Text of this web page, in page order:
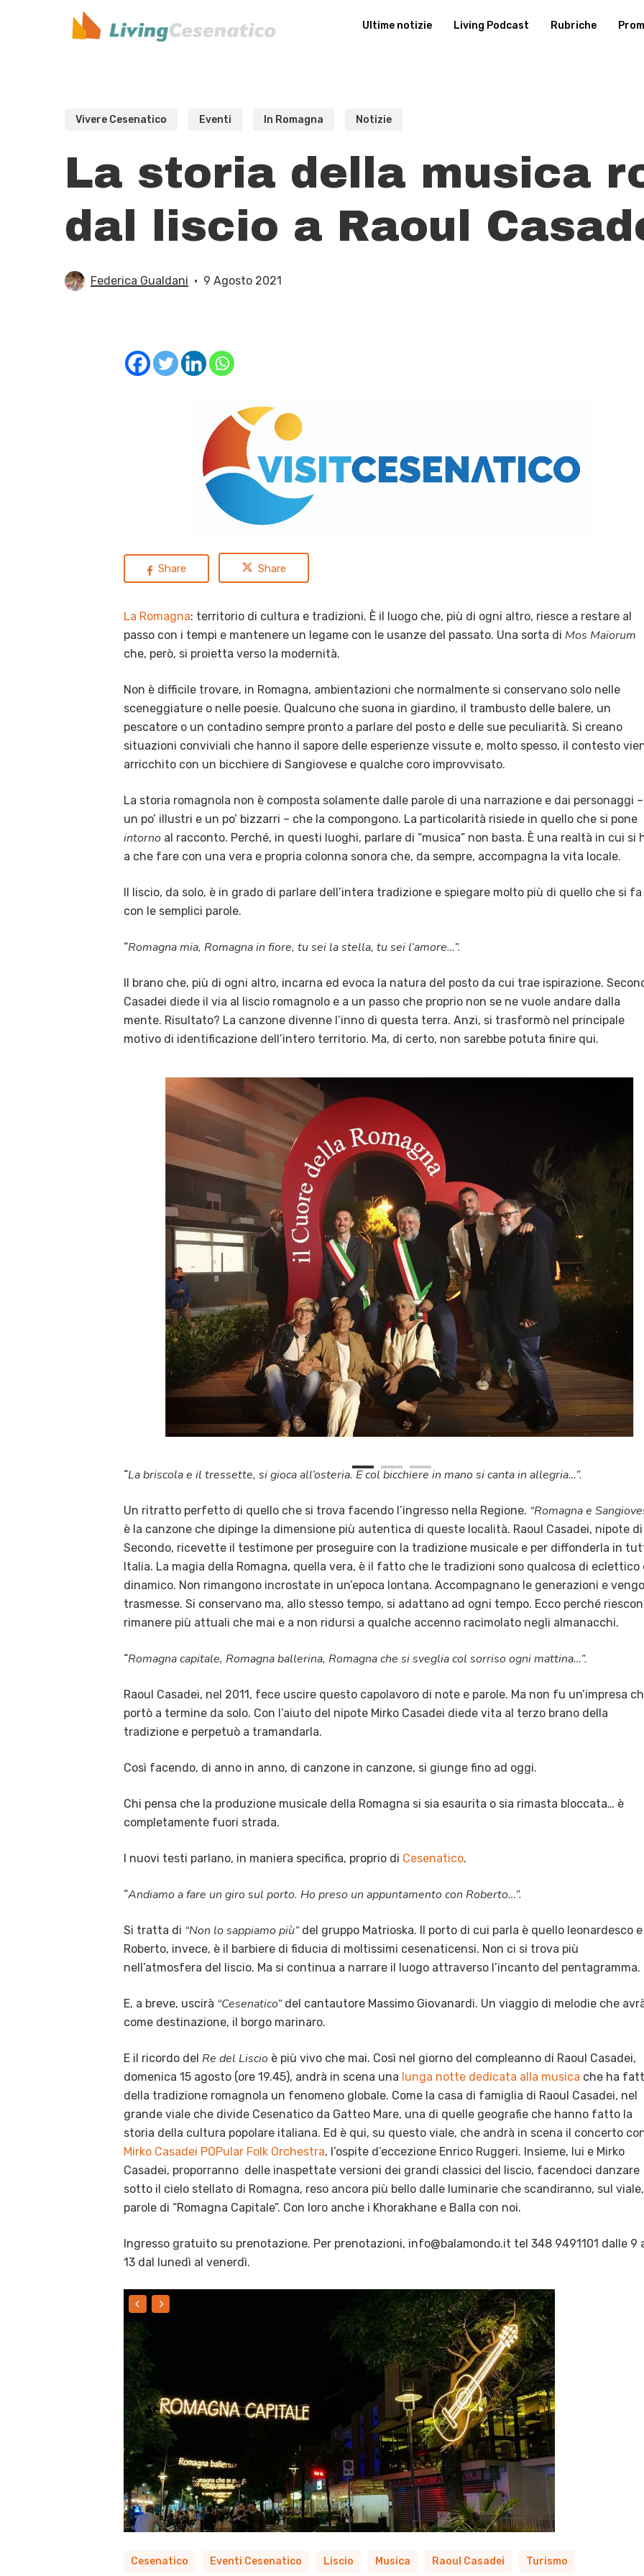
Ultime notizie Living Podcast Rubriche
Vivere Cesenatico Eventi In Romagna Notizie
La storia della musica
dal liscio a Raoul
Federica Gualdani 9 Agosto 2021
Share Share
La Romagna: territorio di cultura e tradizioni. È il luogo che, più di ogni altro, riesce a restare al
passo con i tempi e mantenere un legame con le usanze del passato. Una sorta di Mos Maiorum
che, però, si proietta verso la modernità.
Non è difficile trovare, in Romagna, ambientazioni che normalmente si conservano solo nelle
sceneggiature o nelle poesie. Qualcuno che suona in giardino, il trambusto delle balere, un
pescatore o un contadino sempre pronto a parlare del posto e delle sue peculiarità. Si creano
situazioni conviviali che hanno il sapore delle esperienze vissute e, molto spesso, il contesto
arricchito con un bicchiere di Sangiovese e qualche coro improvvisato.
La storia romagnola non è composta solamente dalle parole di una narrazione e dai personaggi –
un po’ illustri e un po’ bizzarri – che la compongono. La particolarità risiede in quello che si pone
intorno al racconto. Perché, in questi luoghi, parlare di “musica” non basta. È una realtà in cui si
a che fare con una vera e propria colonna sonora che, da sempre, accompagna la vita locale.
Il liscio, da solo, è in grado di parlare dell’intera tradizione e spiegare molto più di quello che si fa
con le semplici parole.
“Romagna mia, Romagna in fiore, tu sei la stella, tu sei l’amore…”.
Il brano che, più di ogni altro, incarna ed evoca la natura del posto da cui trae ispirazione.
Casadei diede il via al liscio romagnolo e a un passo che proprio non se ne vuole andare dalla
mente. Risultato? La canzone divenne l’inno di questa terra. Anzi, si trasformò nel principale
motivo di identificazione dell’intero territorio. Ma, di certo, non sarebbe potuta finire qui.
“La briscola e il tressette, si gioca all’osteria. E col bicchiere in mano si canta in allegria…”.
Un ritratto perfetto di quello che si trova facendo l’ingresso nella Regione. “Romagna e
è la canzone che dipinge la dimensione più autentica di queste località. Raoul Casadei, nipote di
Secondo, ricevette il testimone per proseguire con la tradizione musicale e per diffonderla in
Italia. La magia della Romagna, quella vera, è il fatto che le tradizioni sono qualcosa di eclettico
dinamico. Non rimangono incrostate in un’epoca lontana. Accompagnano le generazioni e
trasmesse. Si conservano ma, allo stesso tempo, si adattano ad ogni tempo. Ecco perché
rimanere più attuali che mai e a non ridursi a qualche accenno racimolato negli almanacchi.
“Romagna capitale, Romagna ballerina, Romagna che si sveglia col sorriso ogni mattina…”.
Raoul Casadei, nel 2011, fece uscire questo capolavoro di note e parole. Ma non fu un’impresa
portò a termine da solo. Con l’aiuto del nipote Mirko Casadei diede vita al terzo brano della
tradizione e perpetuò a tramandarla.
Così facendo, di anno in anno, di canzone in canzone, si giunge fino ad oggi.
Chi pensa che la produzione musicale della Romagna si sia esaurita o sia rimasta bloccata… è
completamente fuori strada.
I nuovi testi parlano, in maniera specifica, proprio di Cesenatico.
“Andiamo a fare un giro sul porto. Ho preso un appuntamento con Roberto…”.
Si tratta di “Non lo sappiamo più”del gruppo Matrioska. Il porto di cui parla è quello leonardesco e
Roberto, invece, è il barbiere di fiducia di moltissimi cesenaticensi. Non ci si trova più
nell’atmosfera del liscio. Ma si continua a narrare il luogo attraverso l’incanto del pentagramma.
E, a breve, uscirà “Cesenatico”del cantautore Massimo Giovanardi. Un viaggio di melodie che
come destinazione, il borgo marinaro.
E il ricordo del Re del Liscio è più vivo che mai. Così nel giorno del compleanno di Raoul Casadei,
domenica 15 agosto (ore 19.45), andrà in scena una lunga notte dedicata alla musica che ha
della tradizione romagnola un fenomeno globale. Come la casa di famiglia di Raoul Casadei, nel
grande viale che divide Cesenatico da Gatteo Mare, una di quelle geografie che hanno fatto la
storia della cultura popolare italiana. Ed è qui, su questo viale, che andrà in scena il concerto
Mirko Casadei POPular Folk Orchestra, l’ospite d’eccezione Enrico Ruggeri. Insieme, lui e Mirko
Casadei, proporranno delle inaspettate versioni dei grandi classici del liscio, facendoci danzare
sotto il cielo stellato di Romagna, reso ancora più bello dalle luminarie che scandiranno, sul
parole di “Romagna Capitale”. Con loro anche i Khorakhane e Balla con noi.
Ingresso gratuito su prenotazione. Per prenotazioni, info@balamondo.it tel 348 9491101 dalle 9
13 dal lunedì al venerdì.
Cesenatico Eventi Cesenatico Liscio Musica Raoul Casadei Turismo